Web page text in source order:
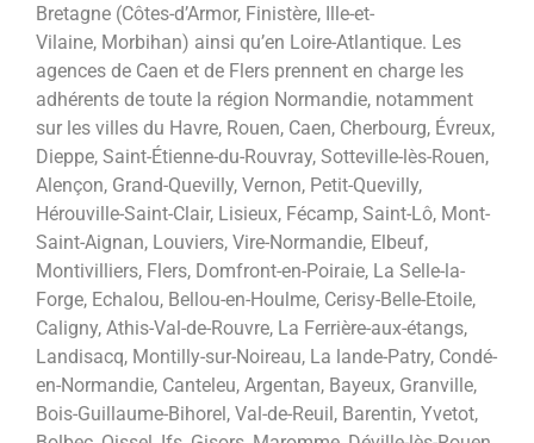
Bretagne (Côtes-d’Armor, Finistère, Ille-et-
Vilaine, Morbihan) ainsi qu’en Loire-Atlantique. Les
agences de Caen et de Flers prennent en charge les
adhérents de toute la région Normandie, notamment
sur les villes du Havre, Rouen, Caen, Cherbourg, Évreux,
Dieppe, Saint-Étienne-du-Rouvray, Sotteville-lès-Rouen,
Alençon, Grand-Quevilly, Vernon, Petit-Quevilly,
Hérouville-Saint-Clair, Lisieux, Fécamp, Saint-Lô, Mont-
Saint-Aignan, Louviers, Vire-Normandie, Elbeuf,
Montivilliers, Flers, Domfront-en-Poiraie, La Selle-la-
Forge, Echalou, Bellou-en-Houlme, Cerisy-Belle-Etoile,
Caligny, Athis-Val-de-Rouvre, La Ferrière-aux-étangs,
Landisacq, Montilly-sur-Noireau, La lande-Patry, Condé-
en-Normandie, Canteleu, Argentan, Bayeux, Granville,
Bois-Guillaume-Bihorel, Val-de-Reuil, Barentin, Yvetot,